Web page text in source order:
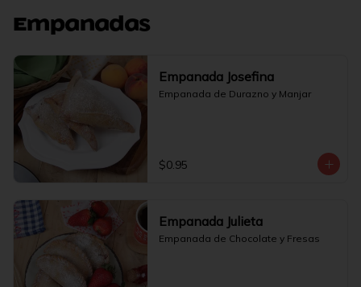
Empanadas
Empanada Josefina
Empanada de Durazno y Manjar
$0.95
Empanada Julieta
Empanada de Chocolate y Fresas